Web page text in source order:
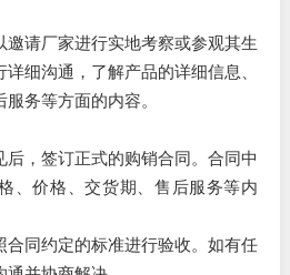
请厂家进行实地考察或参观其生
细沟通，了解产品的详细信息、
务等方面的内容。
，签订正式的购销合同。合同中
、价格、交货期、售后服务等内
同约定的标准进行验收。如有任